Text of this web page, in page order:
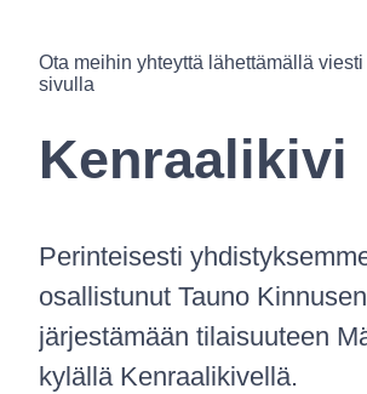
Ota meihin yhteyttä lähettämällä
sivulla
Kenraalikivi
Perinteisesti
osallistunut Tauno Kinnusen
järjestämään tilaisuuteen
kylällä Kenraalikivellä.